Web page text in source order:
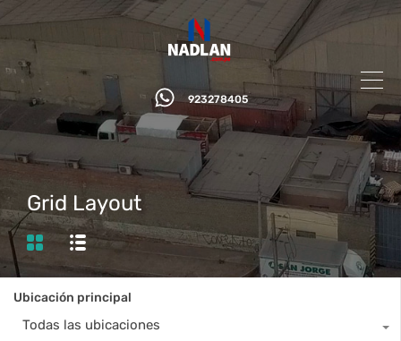
923278405
Grid Layout
Ubicación principal
Todas las ubicaciones